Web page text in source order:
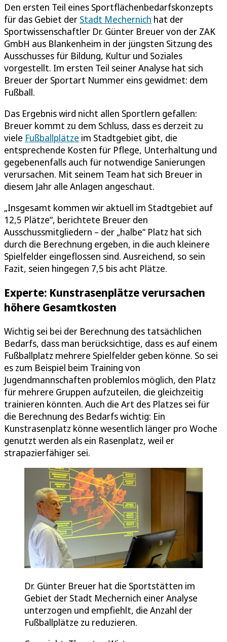
Den ersten Teil eines Sportflächenbedarfskonzepts
für das Gebiet der Stadt Mechernich hat der
Sportwissenschaftler Dr. Günter Breuer von der ZAK
GmbH aus Blankenheim in der jüngsten Sitzung des
Ausschusses für Bildung, Kultur und Soziales
vorgestellt. Im ersten Teil seiner Analyse hat sich
Breuer der Sportart Nummer eins gewidmet: dem
Fußball.
Das Ergebnis wird nicht allen Sportlern gefallen:
Breuer kommt zu dem Schluss, dass es derzeit zu
viele Fußballplätze im Stadtgebiet gibt, die
entsprechende Kosten für Pflege, Unterhaltung und
gegebenenfalls auch für notwendige Sanierungen
verursachen. Mit seinem Team hat sich Breuer in
diesem Jahr alle Anlagen angeschaut.
„Insgesamt kommen wir aktuell im Stadtgebiet auf
12,5 Plätze“, berichtete Breuer den
Ausschussmitgliedern – der „halbe“ Platz hat sich
durch die Berechnung ergeben, in die auch kleinere
Spielfelder eingeflossen sind. Ausreichend, so sein
Fazit, seien hingegen 7,5 bis acht Plätze.
Experte: Kunstrasenplätze verursachen
höhere Gesamtkosten
Wichtig sei bei der Berechnung des tatsächlichen
Bedarfs, dass man berücksichtige, dass es auf einem
Fußballplatz mehrere Spielfelder geben könne. So sei
es zum Beispiel beim Training von
Jugendmannschaften problemlos möglich, den Platz
für mehrere Gruppen aufzuteilen, die gleichzeitig
trainieren könnten. Auch die Art des Platzes sei für
die Berechnung des Bedarfs wichtig: Ein
Kunstrasenplatz könne wesentlich länger pro Woche
genutzt werden als ein Rasenplatz, weil er
strapazierfähiger sei.
Dr. Günter Breuer hat die Sportstätten im
Gebiet der Stadt Mechernich einer Analyse
unterzogen und empfiehlt, die Anzahl der
Fußballplätze zu reduzieren.